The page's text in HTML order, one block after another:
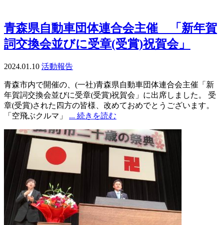
青森県自動車団体連合会主催 「新年賀
詞交換会並びに受章(受賞)祝賀会」
2024.01.10 活動報告
青森市内で開催の、(一社)青森県自動車団体連合会主催「新
年賀詞交換会並びに受章(受賞)祝賀会」に出席しました。 受
章(受賞)された四方の皆様、改めておめでとうございます。
「空飛ぶクルマ」 ... 続きを読む